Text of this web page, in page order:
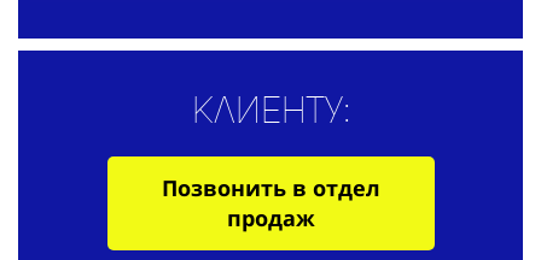
Клиенту:
Позвонить в отдел
продаж